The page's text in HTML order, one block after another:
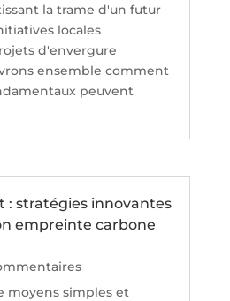
la trame d'un futur
locales
d'envergure
ensemble comment
peuvent
: stratégies innovantes
empreinte carbone
moyens simples et